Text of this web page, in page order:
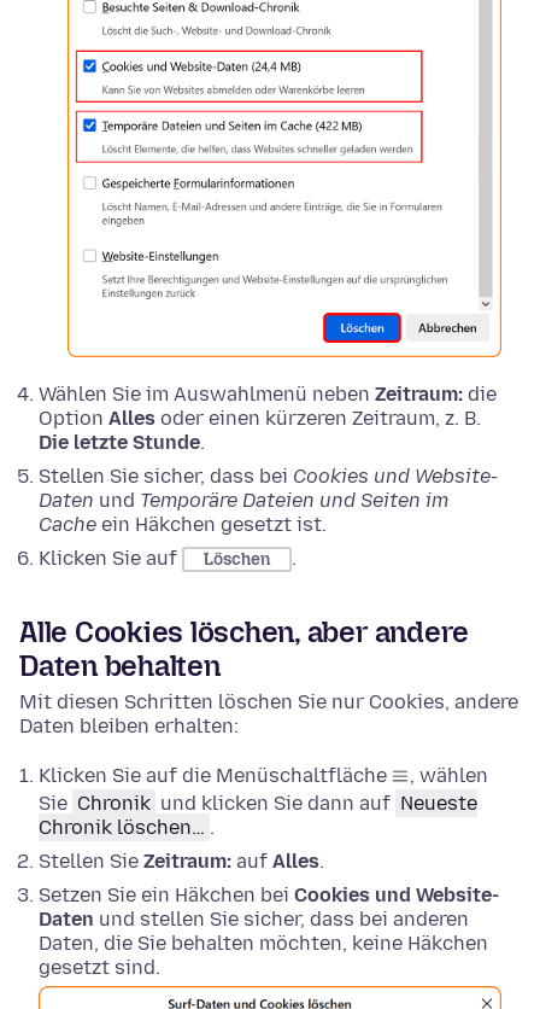
Wählen Sie im Auswahlmenü neben Zeitraum: die
Option Alles oder einen kürzeren Zeitraum, z. B.
Die letzte Stunde.
Stellen Sie sicher, dass bei Cookies und Website-
Daten und Temporäre Dateien und Seiten im
Cache ein Häkchen gesetzt ist.
Klicken Sie auf
Löschen .
Alle Cookies löschen, aber andere
Daten behalten
Mit diesen Schritten löschen Sie nur Cookies, andere
Daten bleiben erhalten:
Klicken Sie auf die Menüschaltfläche
, wählen
Sie Chronik und klicken Sie dann auf Neueste
Chronik löschen… .
Stellen Sie Zeitraum: auf Alles.
Setzen Sie ein Häkchen bei Cookies und Website-
Daten und stellen Sie sicher, dass bei anderen
Daten, die Sie behalten möchten, keine Häkchen
gesetzt sind.